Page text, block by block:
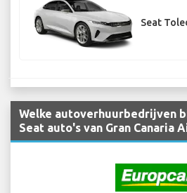
Seat
Welke autoverhuurbedrijven
Seat auto's van Gran Canaria